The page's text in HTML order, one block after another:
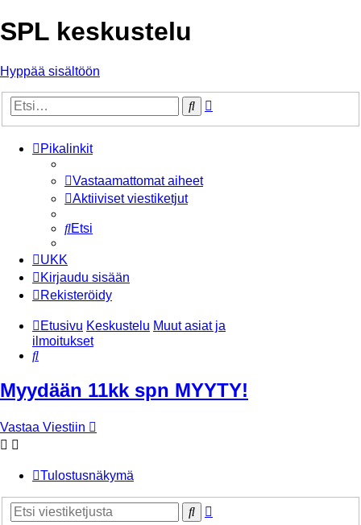
SPL keskustelu
Hyppää sisältöön
Etsi
Pikalinkit
Vastaamattomat aiheet
Aktiiviset viestiketjut
Etsi
UKK
Kirjaudu sisään
Rekisteröidy
Etusivu Keskustelu Muut asiat ja
ilmoitukset
Etsi
Myydään 11kk spn MYYTY!
Vastaa Viestiin
Tulostusnäkymä
Etsi